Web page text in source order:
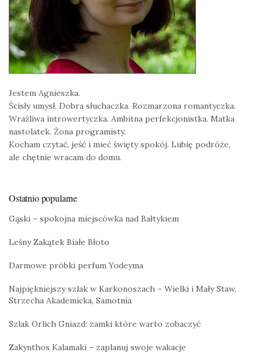
Jestem Agnieszka.
Ścisły umysł. Dobra słuchaczka. Rozmarzona romantyczka.
Wrażliwa introwertyczka. Ambitna perfekcjonistka. Matka
nastolatek. Żona programisty.
Kocham czytać, jeść i mieć święty spokój. Lubię podróże,
ale chętnie wracam do domu.
Ostatnio popularne
Gąski – spokojna miejscówka nad Bałtykiem
Leśny Zakątek Białe Błoto
Darmowe próbki perfum Yodeyma
Najpiękniejszy szlak w Karkonoszach – Wielki i Mały Staw,
Strzecha Akademicka, Samotnia
Szlak Orlich Gniazd: zamki które warto zobaczyć
Zakynthos Kalamaki – zaplanuj swoje wakacje